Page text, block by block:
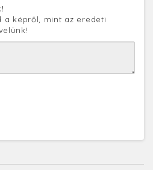
képről, mint az eredeti